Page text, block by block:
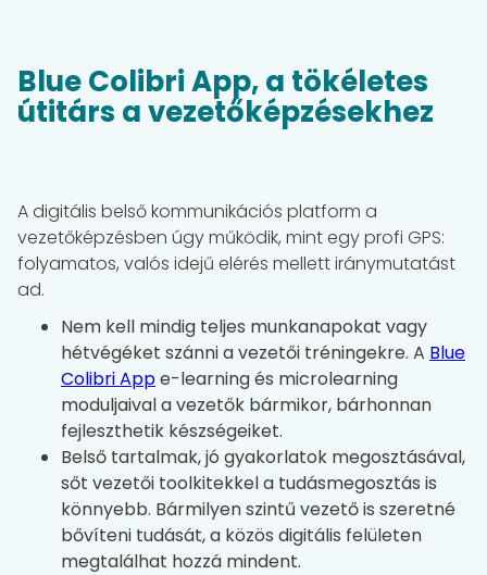
Blue Colibri App, a tökéletes
útitárs a vezetőképzésekhez
A digitális belső kommunikációs platform a
vezetőképzésben úgy működik, mint egy profi GPS:
folyamatos, valós idejű elérés mellett iránymutatást
ad.
Nem kell mindig teljes munkanapokat vagy
hétvégéket szánni a vezetői tréningekre. A Blue
Colibri Appe-learning és microlearning
moduljaival a vezetők bármikor, bárhonnan
fejleszthetik készségeiket.
Belső tartalmak, jó gyakorlatok megosztásával,
sőt vezetői toolkitekkel a tudásmegosztás is
könnyebb. Bármilyen szintű vezető is szeretné
bővíteni tudását, a közös digitális felületen
megtalálhat hozzá mindent.